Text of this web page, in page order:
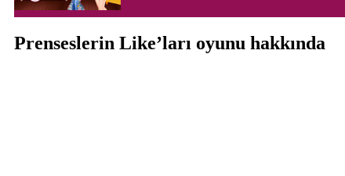
Prenseslerin Like’ları oyunu hakkında